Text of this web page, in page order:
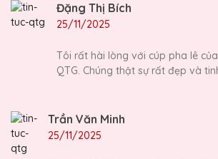
Đặng Thị Bích
25/11/2025
Tôi rất hài lòng với cúp pha lê
QTG. Chúng thật sự rất đẹp và
Trần Văn Minh
25/11/2025